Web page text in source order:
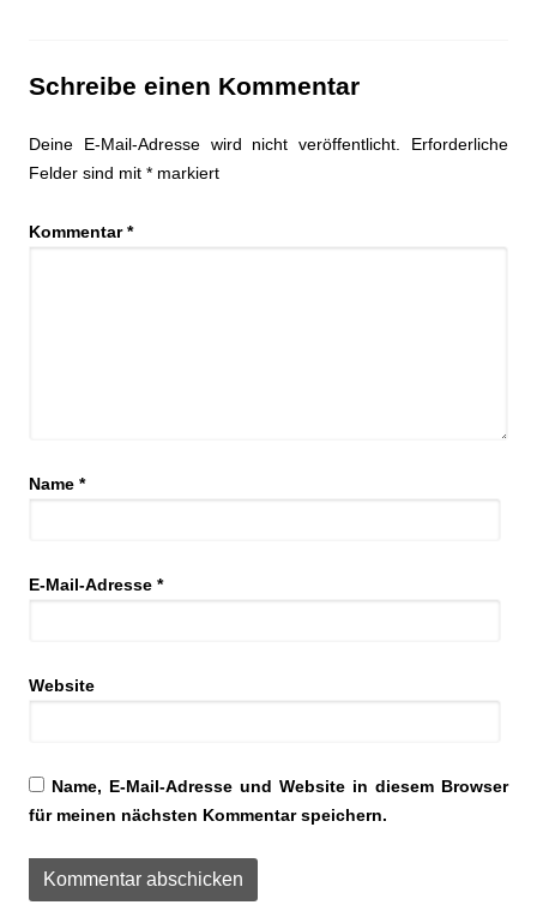
Schreibe einen Kommentar
Deine E-Mail-Adresse wird nicht veröffentlicht.
Erforderliche
Felder sind mit * markiert
Kommentar*
Name *
E-Mail-Adresse *
Website
Name, E-Mail-Adresse und Website in diesem Browser
für meinen nächsten Kommentar speichern.